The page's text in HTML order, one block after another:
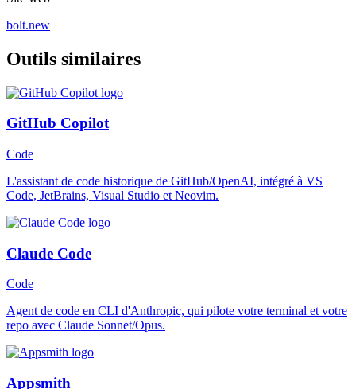
bolt.new
Outils similaires
GitHub Copilot
Code
L'assistant de code historique de GitHub/OpenAI, intégré à VS
Code, JetBrains, Visual Studio et Neovim.
Claude Code
Code
Agent de code en CLI d'Anthropic, qui pilote votre terminal et votre
repo avec Claude Sonnet/Opus.
Appsmith